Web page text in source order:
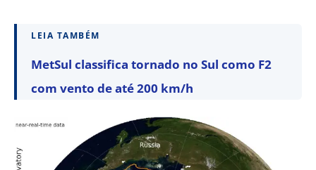
LEIA TAMBÉM
MetSul classifica tornado no Sul como F2
com vento de até 200 km/h